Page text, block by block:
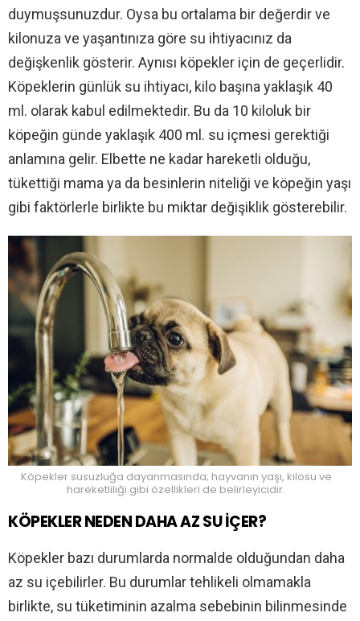
duymuşsunuzdur. Oysa bu ortalama bir değerdir ve
kilonuza ve yaşantınıza göre su ihtiyacınız da
değişkenlik gösterir. Aynısı köpekler için de geçerlidir.
Köpeklerin günlük su ihtiyacı, kilo başına yaklaşık 40
ml. olarak kabul edilmektedir. Bu da 10 kiloluk bir
köpeğin günde yaklaşık 400 ml. su içmesi gerektiği
anlamına gelir. Elbette ne kadar hareketli olduğu,
tükettiği mama ya da besinlerin niteliği ve köpeğin yaşı
gibi faktörlerle birlikte bu miktar değişiklik gösterebilir.
Köpekler susuzluğa dayanmasında; hayvanın yaşı, kilosu ve
hareketliliği gibi özellikleri de belirleyicidir.
KÖPEKLER NEDEN DAHA AZ SU İÇER?
Köpekler bazı durumlarda normalde olduğundan daha
az su içebilirler. Bu durumlar tehlikeli olmamakla
birlikte, su tüketiminin azalma sebebinin bilinmesinde